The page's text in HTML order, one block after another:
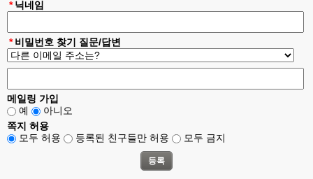
④회사가 전항에 따라 개정약관을 공지 또는 통지하면서 회원에게 30일
을 명확하게 공지 또는 통지하였음에도 회원이 명시적으로 거부의 의사
표시를 하지 아니한 경우 회원이 개정약관에 동의한 것으로 봅니다.
⑤회원이 개정약관의 적용에 동의하지 않는 경우 회사는 개정 약관의 내
용을 적용할 수 없으며, 이 경우 회원은 이용계약을 해지할 수 있습니다.
이용계약을 해지할 수 있습니다.
제 4 조약관의 해석
①회사는 서비스운영을 위해 별도의 운영정책을 마련하여 운영할 수 있
으며, 회사는 서비스에 운영정책을 사전 공지 후 적용합니다.
②본 약관에서 정하지 아니한 사항이나 해석에 대해서는 별도의 운영정
책, 관계법령 또는 상관례에 따릅니다.
이용계약 체결
* 닉네임
* 비밀번호 찾기 질문/답변
메일링 가입
예
아니오
쪽지 허용
모두 허용
등록된 친구들만 허용 모두 금지